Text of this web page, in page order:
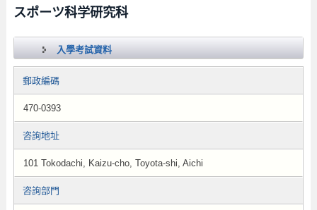
スポーツ科学研究科
入學考試資料
郵政編碼
470-0393
咨詢地址
101 Tokodachi, Kaizu-cho, Toyota-shi, Aichi
咨詢部門